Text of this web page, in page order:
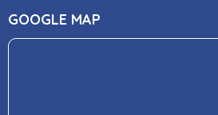
GOOGLE MAP